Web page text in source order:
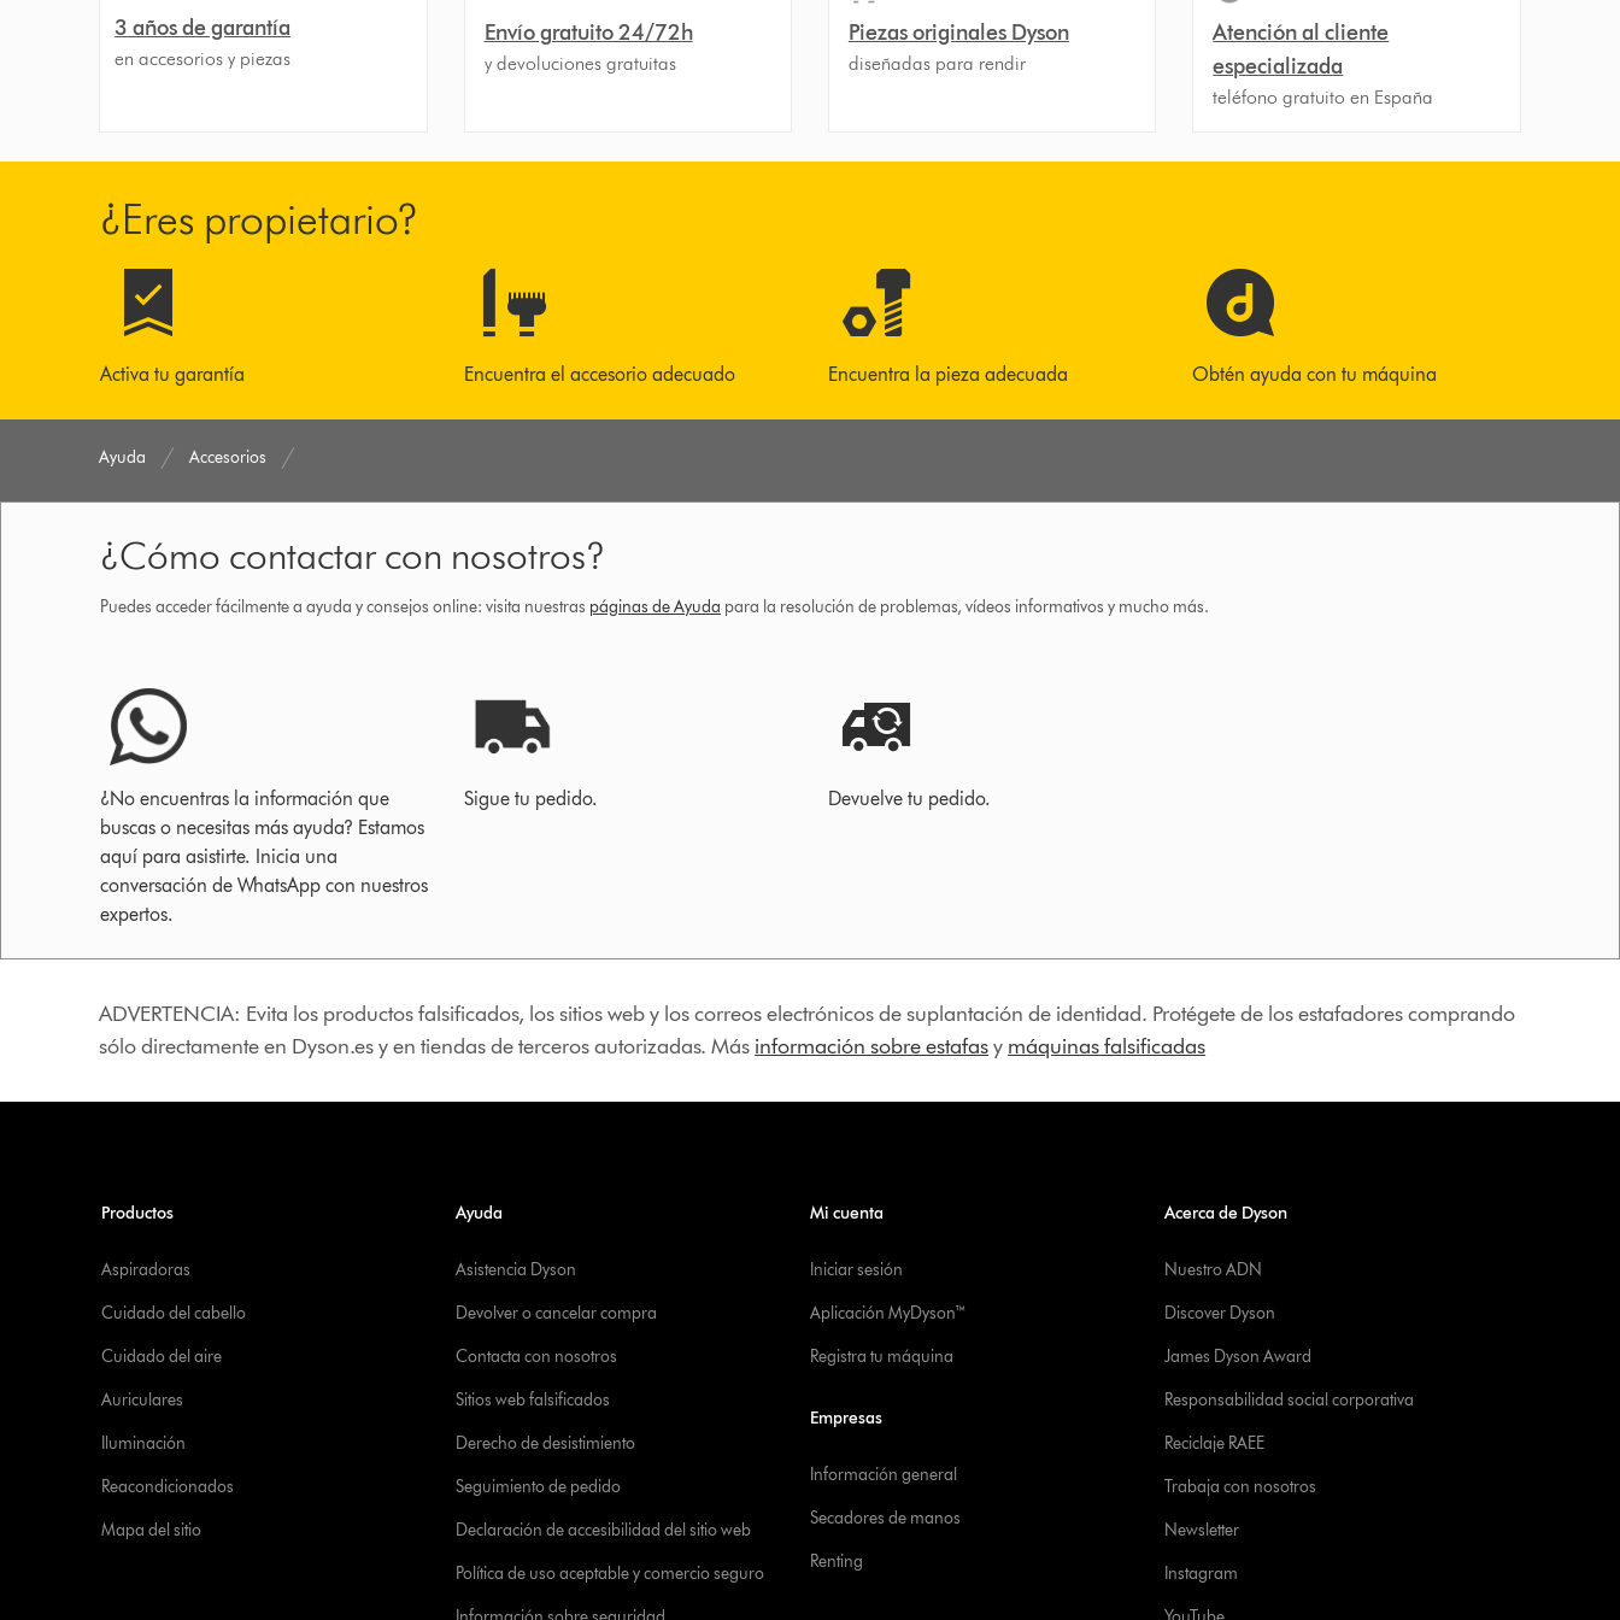
3 años de garantía
en accesorios y piezas
Envío gratuito 24/72h
y devoluciones gratuitas
Piezas originales Dyson
diseñadas para rendir
Atención al cliente
especializada
teléfono gratuito en España
¿Eres propietario?
Activa tu garantía Encuentra el accesorio adecuado Encuentra la pieza adecuada Obtén ayuda con tu máquina
Ayuda Accesorios
¿Cómo contactar con nosotros?
Puedes acceder fácilmente a ayuda y consejos online: visita nuestras páginas de Ayuda para la resolución de problemas, vídeos informativos y mucho más.
¿No encuentras la información que
buscas o necesitas más ayuda? Estamos
aquí para asistirte. Inicia una
conversación de WhatsApp con nuestros
expertos.
Sigue tu pedido. Devuelve tu pedido.
ADVERTENCIA: Evita los productos falsificados, los sitios web y los correos electrónicos de suplantación de identidad. Protégete de los estafadores comprando
sólo directamente en Dyson.es y en tiendas de terceros autorizadas. Más información sobre estafasy máquinas falsificadas
Productos
Aspiradoras
Cuidado del cabello
Cuidado del aire
Auriculares
Iluminación
Reacondicionados
Mapa del sitio
Ayuda
Asistencia Dyson
Devolver o cancelar compra
Contacta con nosotros
Sitios web falsificados
Derecho de desistimiento
Seguimiento de pedido
Declaración de accesibilidad del sitio web
Política de uso aceptable y comercio seguro
Mi cuenta
Iniciar sesión
Aplicación MyDyson™
Registra tu máquina
Empresas
Información general
Secadores de manos
Renting
Acerca de Dyson
Nuestro ADN
Discover Dyson
James Dyson Award
Responsabilidad social corporativa
Reciclaje RAEE
Trabaja con nosotros
Newsletter
Instagram